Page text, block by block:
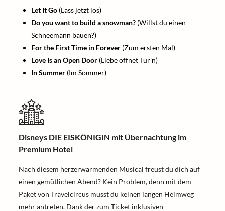
Let It Go (Lass jetzt los)
Do you want to build a snowman? (Willst du einen
Schneemann bauen?)
For the First Time in Forever (Zum ersten Mal)
Love Is an Open Door (Liebe öffnet Tür'n)
In Summer (Im Sommer)
Disneys DIE EISKÖNIGIN mit Übernachtung im
Premium Hotel
Nach diesem herzerwärmenden Musical freust du dich auf
einen gemütlichen Abend? Kein Problem, denn mit dem
Paket von Travelcircus musst du keinen langen Heimweg
mehr antreten. Dank der zum Ticket inklusiven